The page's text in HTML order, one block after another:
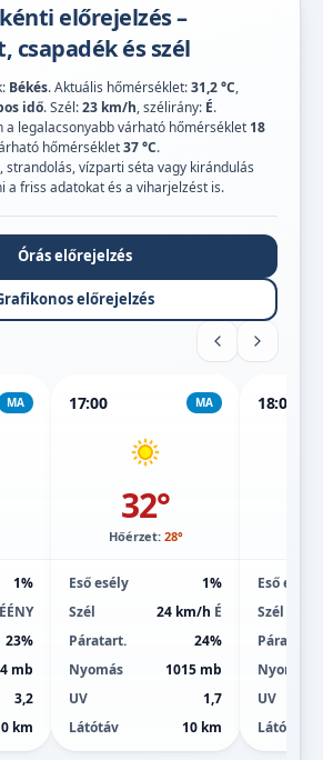
előrejelzés –
csapadék és szél
Békés. Aktuális hőmérséklet:31,2 °C,
idő. Szél:23 km/h, szélirány: É.
a legalacsonyabb várható hőmérséklet 18
hőmérséklet37 °C.
strandolás, vízparti séta vagy kirándulás
a friss adatokat és a viharjelzést is.
Órás előrejelzés
előrejelzés
MA
1%
ÉÉNY
23%
mb
3,2
km
17:00 MA
32°
Hőérzet: 28°
Eső esély
1%
Szél
24 km/h É
Páratart.
24%
Nyomás
1015 mb
UV
1,7
Látótáv
10 km
18:00
Eső esély
Szél
Páratart.
Nyomás
UV
Látótáv